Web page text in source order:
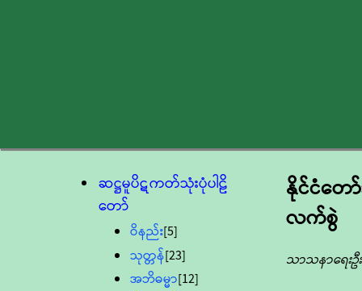
ဆဋ္ဌမူပိဋကတ်သုံးပုံပါဠိ
တော်
ဝိနည်း[5]
သုတ္တန်[23]
အဘိဓမ္မာ[12]
နိုင်ငံတ
လက်စွဲ
သာသနာရေးဦ